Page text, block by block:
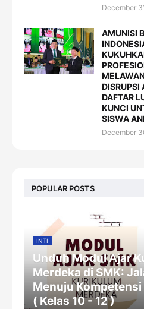
December
AMUNISI
DISRUPSI
DAFTAR
KUNCI
SISWA
December
POPULAR POSTS
INTI
Unduh Modul Ajar
Merdeka di SMK:
Menuju Kompetensi
( Kelas 10 - 12 )